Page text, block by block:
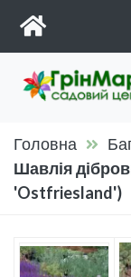
Головна
Шавлія
'Ostfriesland')